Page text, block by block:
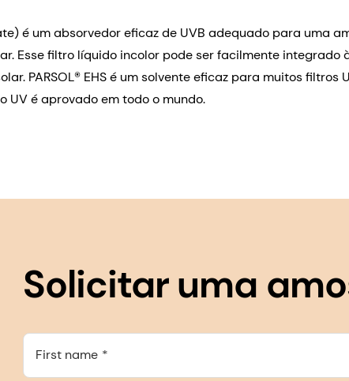
é um absorvedor eficaz de UVB adequado para uma
Esse filtro líquido incolor pode ser facilmente integrado
PARSOL® EHS é um solvente eficaz para muitos filtros
UV é aprovado em todo o mundo.
Solicitar uma
First name